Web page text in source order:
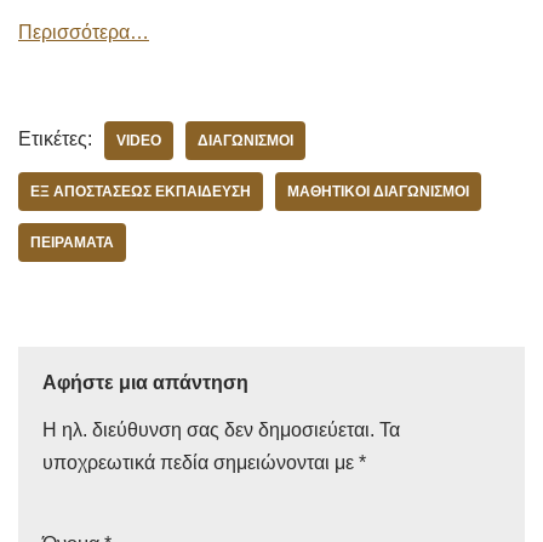
Περισσότερα…
Ετικέτες: VIDEO ΔΙΑΓΩΝΙΣΜΟΊ
ΕΞ ΑΠΟΣΤΆΣΕΩΣ ΕΚΠΑΊΔΕΥΣΗ ΜΑΘΗΤΙΚOΊ ΔΙΑΓΩΝΙΣΜΟΊ
ΠΕΙΡΆΜΑΤΑ
Αφήστε μια απάντηση
Η ηλ. διεύθυνση σας δεν δημοσιεύεται. Τα
υποχρεωτικά πεδία σημειώνονται με *